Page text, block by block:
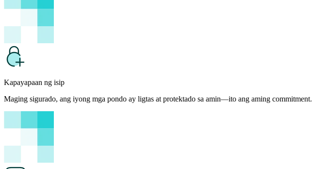
Kapayapaan ng isip
Maging sigurado, ang iyong mga pondo ay ligtas at protektado sa amin—ito ang aming commitment.